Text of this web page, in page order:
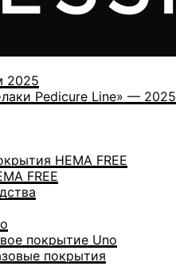
2025
Pedicure Line» — 2025
HEMA FREE
FREE
покрытие Uno
покрытия